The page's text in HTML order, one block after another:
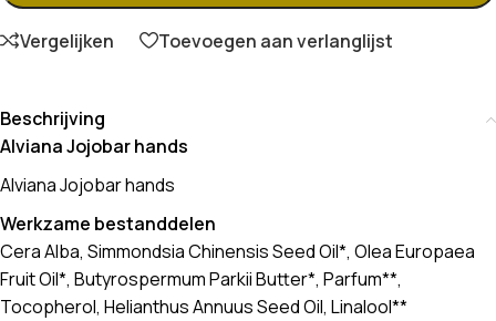
Vergelijken Toevoegen aan verlanglijst
Beschrijving
Alviana Jojobar hands
Alviana Jojobar hands
Werkzame bestanddelen
Cera Alba, Simmondsia Chinensis Seed Oil*, Olea Europaea
Fruit Oil*, Butyrospermum Parkii Butter*, Parfum**,
Tocopherol, Helianthus Annuus Seed Oil, Linalool**